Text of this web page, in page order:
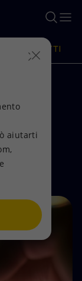
intelligenza
PRODOTTI
aiutarti